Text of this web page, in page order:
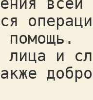
помощь.
лица и